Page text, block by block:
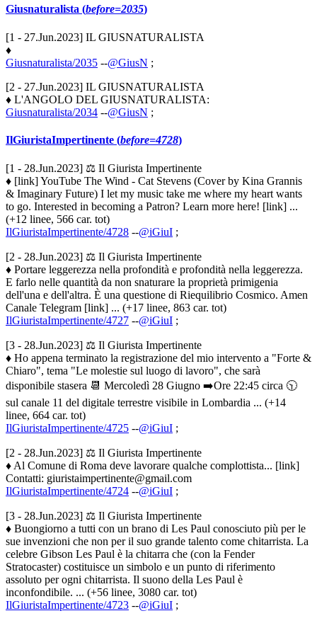
Giusnaturalista (before=2035)
[1 - 27.Jun.2023] IL GIUSNATURALISTA
♦
Giusnaturalista/2035 --@GiusN ;
[2 - 27.Jun.2023] IL GIUSNATURALISTA
♦ L'ANGOLO DEL GIUSNATURALISTA:
Giusnaturalista/2034 --@GiusN ;
IlGiuristaImpertinente (before=4728)
[1 - 28.Jun.2023] ⚖️ Il Giurista Impertinente
♦ [link] YouTube The Wind - Cat Stevens (Cover by Kina Grannis
& Imaginary Future) I let my music take me where my heart wants
to go. Interested in becoming a Patron? Learn more here! [link] ...
(+12 linee, 566 car. tot)
IlGiuristaImpertinente/4728 --@iGiuI ;
[2 - 28.Jun.2023] ⚖️ Il Giurista Impertinente
♦ Portare leggerezza nella profondità e profondità nella leggerezza.
E farlo nelle quantità da non snaturare la proprietà primigenia
dell'una e dell'altra. È una questione di Riequilibrio Cosmico. Amen
Canale Telegram [link] ... (+17 linee, 863 car. tot)
IlGiuristaImpertinente/4727 --@iGiuI ;
[3 - 28.Jun.2023] ⚖️ Il Giurista Impertinente
♦ Ho appena terminato la registrazione del mio intervento a "Forte &
Chiaro", tema "Le molestie sul luogo di lavoro", che sarà
disponibile stasera 📆 Mercoledì 28 Giugno ➡️Ore 22:45 circa 🕥
sul canale 11 del digitale terrestre visibile in Lombardia ... (+14
linee, 664 car. tot)
IlGiuristaImpertinente/4725 --@iGiuI ;
[2 - 28.Jun.2023] ⚖️ Il Giurista Impertinente
♦ Al Comune di Roma deve lavorare qualche complottista... [link]
Contatti: giuristaimpertinente@gmail.com
IlGiuristaImpertinente/4724 --@iGiuI ;
[3 - 28.Jun.2023] ⚖️ Il Giurista Impertinente
♦ Buongiorno a tutti con un brano di Les Paul conosciuto più per le
sue invenzioni che non per il suo grande talento come chitarrista. La
celebre Gibson Les Paul è la chitarra che (con la Fender
Stratocaster) costituisce un simbolo e un punto di riferimento
assoluto per ogni chitarrista. Il suono della Les Paul è
inconfondibile. ... (+56 linee, 3080 car. tot)
IlGiuristaImpertinente/4723 --@iGiuI ;